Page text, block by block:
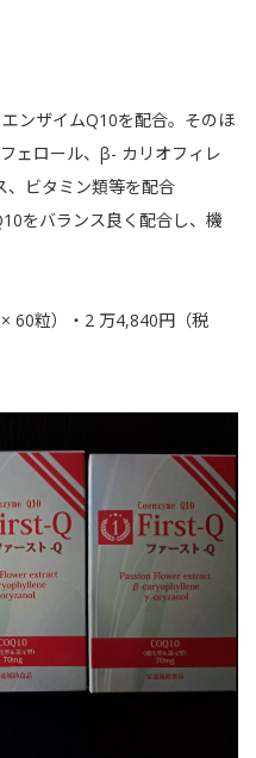
ンザイムQ10を配合。そのほ
ェロール、β- カリオフィレ
、ビタミン類等を配合
をバランス良く配合し、機
60粒）・2 万4,840円（税